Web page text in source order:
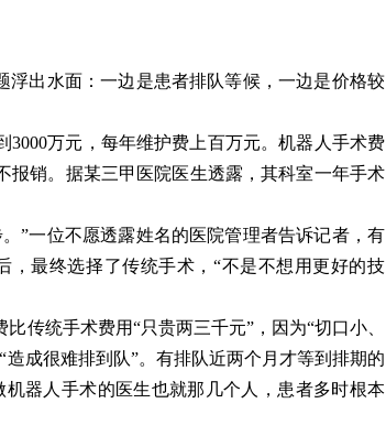
出水面：一边是患者排队等候，一边是价格较
万元，每年维护费上百万元。机器人手术费
报销。据某三甲医院医生透露，其科室一年手术
一位不愿透露姓名的医院管理者告诉记者，有
，最终选择了传统手术，“不是不想用更好的技
统手术费用“只贵两三千元”，因为“切口小、
成很难排到队”。有排队近两个月才等到排期的
器人手术的医生也就那几个人，患者多时根本